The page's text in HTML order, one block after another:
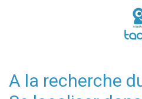
A la recherche